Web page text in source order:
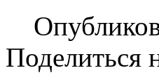
Поделиться